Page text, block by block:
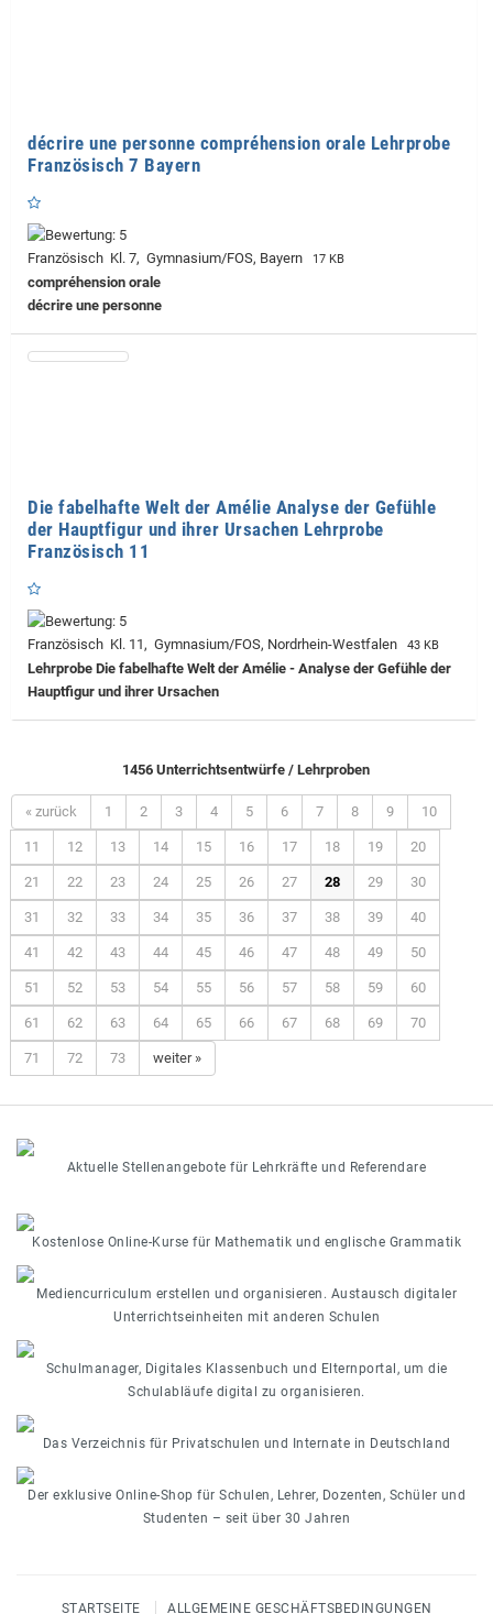
décrire une personne compréhension orale Lehrprobe
Französisch 7 Bayern
Französisch Kl. 7, Gymnasium/FOS, Bayern 17 KB
compréhension orale
décrire une personne
Die fabelhafte Welt der Amélie Analyse der Gefühle
der Hauptfigur und ihrer Ursachen Lehrprobe
Französisch 11
Französisch Kl. 11, Gymnasium/FOS, Nordrhein-Westfalen 43 KB
Lehrprobe Die fabelhafte Welt der Amélie - Analyse der Gefühle der
Hauptfigur und ihrer Ursachen
1456 Unterrichtsentwürfe / Lehrproben
« zurück 1 2 3 4 5 6 7 8 9 10
11 12 13 14 15 16 17 18 19 20
21 22 23 24 25 26 27 28 29 30
31 32 33 34 35 36 37 38 39 40
41 42 43 44 45 46 47 48 49 50
51 52 53 54 55 56 57 58 59 60
61 62 63 64 65 66 67 68 69 70
71 72 73 weiter »
Aktuelle Stellenangebote für Lehrkräfte und Referendare
Kostenlose Online-Kurse für Mathematik und englische Grammatik
Mediencurriculum erstellen und organisieren. Austausch digitaler
Unterrichtseinheiten mit anderen Schulen
Schulmanager, Digitales Klassenbuch und Elternportal, um die
Schulabläufe digital zu organisieren.
Das Verzeichnis für Privatschulen und Internate in Deutschland
Der exklusive Online-Shop für Schulen, Lehrer, Dozenten, Schüler und
Studenten – seit über 30 Jahren
STARTSEITE ALLGEMEINE GESCHÄFTSBEDINGUNGEN